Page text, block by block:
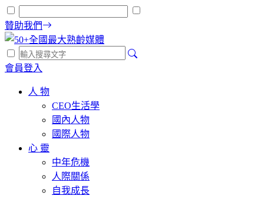
贊助我們
會員登入
人 物
CEO生活學
國內人物
國際人物
心 靈
中年危機
人際關係
自我成長